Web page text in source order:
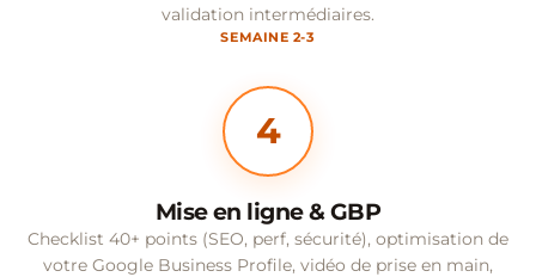
validation intermédiaires.
SEMAINE 2-3
4
Mise en ligne & GBP
Checklist 40+ points (SEO, perf, sécurité), optimisation de
votre Google Business Profile, vidéo de prise en main,